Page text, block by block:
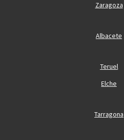
Zaragoza
Albacete
Teruel
Elche
Tarragona